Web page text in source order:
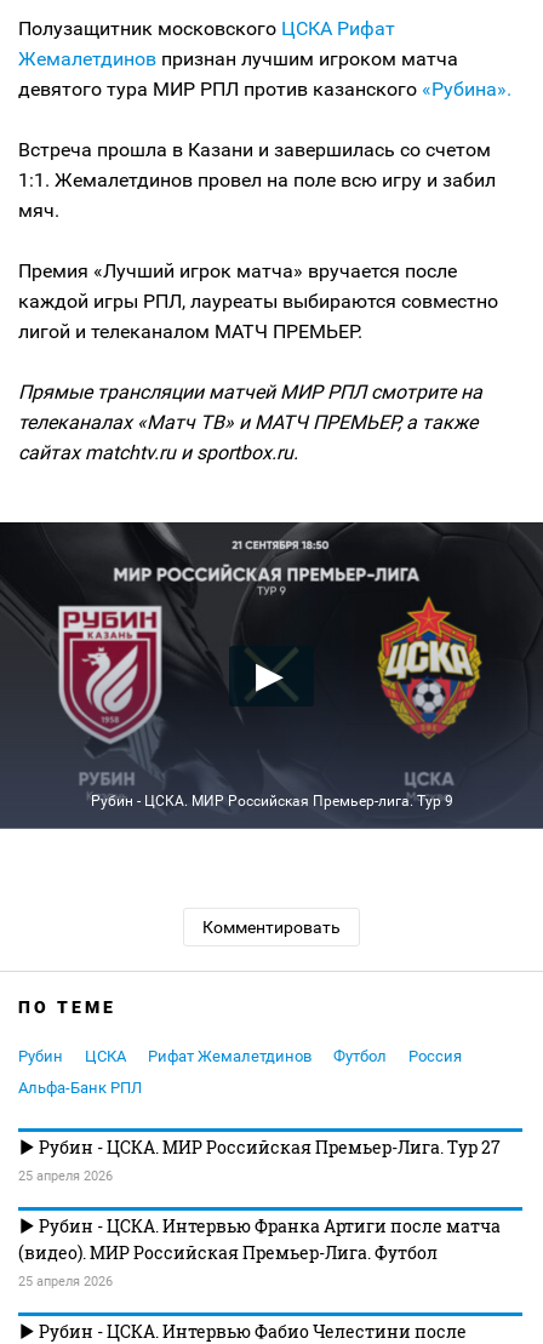
Полузащитник московского ЦСКА Рифат
Жемалетдинов признан лучшим игроком матча
девятого тура МИР РПЛ против казанского «Рубина».
Встреча прошла в Казани и завершилась со счетом
1:1. Жемалетдинов провел на поле всю игру и забил
мяч.
Премия «Лучший игрок матча» вручается после
каждой игры РПЛ, лауреаты выбираются совместно
лигой и телеканалом МАТЧ ПРЕМЬЕР.
Прямые трансляции матчей МИР РПЛ смотрите на
телеканалах «Матч ТВ» и МАТЧ ПРЕМЬЕР, а также
сайтах matchtv.ru и sportbox.ru.
Рубин - ЦСКА. МИР Российская Премьер-лига. Тур 9
Комментировать
ПО ТЕМЕ
Рубин ЦСКА Рифат Жемалетдинов Футбол
Россия
Альфа-Банк РПЛ
Рубин - ЦСКА. МИР Российская Премьер-Лига. Тур 27
25 апреля 2026
Рубин - ЦСКА. Интервью Франка Артиги после матча
(видео). МИР Российская Премьер-Лига. Футбол
25 апреля 2026
Рубин - ЦСКА. Интервью Фабио Челестини после